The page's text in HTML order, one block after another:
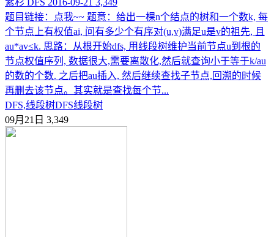
题目链接：点我~~ 题意：给出一棵n个结点的树和一个数k, 每
个节点上有权值ai, 问有多少个有序对(u,v)满足u是v的祖先, 且
au*av≤k. 思路：从根开始dfs, 用线段树维护当前节点u到根的
节点权值序列, 数据很大,需要离散化,然后就查询小于等于k/au
的数的个数. 之后把au插入, 然后继续查找子节点,回溯的时候
再删去该节点。其实就是查找每个节...
DFS,线段树DFS线段树
09月21日 3,349